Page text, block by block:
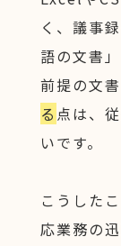
く、議事
語の文書
前提の文書
る 点は、
いです。
こうした
応業務の